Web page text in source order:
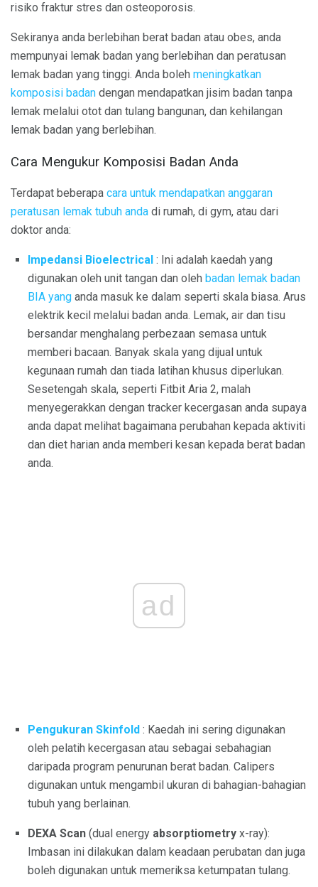
risiko fraktur stres dan osteoporosis.
Sekiranya anda berlebihan berat badan atau obes, anda
mempunyai lemak badan yang berlebihan dan peratusan
lemak badan yang tinggi. Anda boleh meningkatkan
komposisi badan dengan mendapatkan jisim badan tanpa
lemak melalui otot dan tulang bangunan, dan kehilangan
lemak badan yang berlebihan.
Cara Mengukur Komposisi Badan Anda
Terdapat beberapa cara untuk mendapatkan anggaran
peratusan lemak tubuh anda di rumah, di gym, atau dari
doktor anda:
Impedansi Bioelectrical : Ini adalah kaedah yang
digunakan oleh unit tangan dan oleh badan lemak badan
BIA yang anda masuk ke dalam seperti skala biasa. Arus
elektrik kecil melalui badan anda. Lemak, air dan tisu
bersandar menghalang perbezaan semasa untuk
memberi bacaan. Banyak skala yang dijual untuk
kegunaan rumah dan tiada latihan khusus diperlukan.
Sesetengah skala, seperti Fitbit Aria 2, malah
menyegerakkan dengan tracker kecergasan anda supaya
anda dapat melihat bagaimana perubahan kepada aktiviti
dan diet harian anda memberi kesan kepada berat badan
anda.
ad
Pengukuran Skinfold : Kaedah ini sering digunakan
oleh pelatih kecergasan atau sebagai sebahagian
daripada program penurunan berat badan. Calipers
digunakan untuk mengambil ukuran di bahagian-bahagian
tubuh yang berlainan.
DEXA Scan (dual energy absorptiometry x-ray):
Imbasan ini dilakukan dalam keadaan perubatan dan juga
boleh digunakan untuk memeriksa ketumpatan tulang.